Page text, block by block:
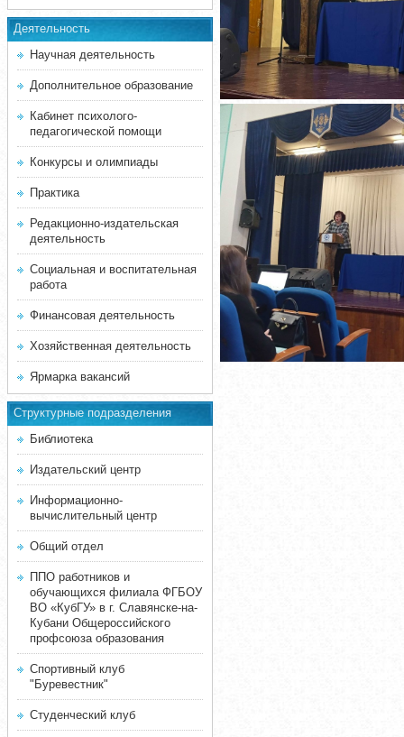
Деятельность
Научная деятельность
Дополнительное образование
Кабинет психолого-
педагогической помощи
Конкурсы и олимпиады
Практика
Редакционно-издательская
деятельность
Социальная и воспитательная
работа
Финансовая деятельность
Хозяйственная деятельность
Ярмарка вакансий
Структурные подразделения
Библиотека
Издательский центр
Информационно-
вычислительный центр
Общий отдел
ППО работников и
обучающихся филиала ФГБОУ
ВО «КубГУ» в г. Славянске-на-
Кубани Общероссийского
профсоюза образования
Спортивный клуб
"Буревестник"
Студенческий клуб